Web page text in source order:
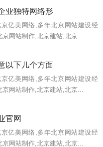
业独特网络形
亿美网络,多年北京网站建设经
网站制作,北京建站,北京...
以下几个方面
亿美网络,多年北京网站建设经
网站制作,北京建站,北京...
官网
亿美网络,多年北京网站建设经
网站制作,北京建站,北京...